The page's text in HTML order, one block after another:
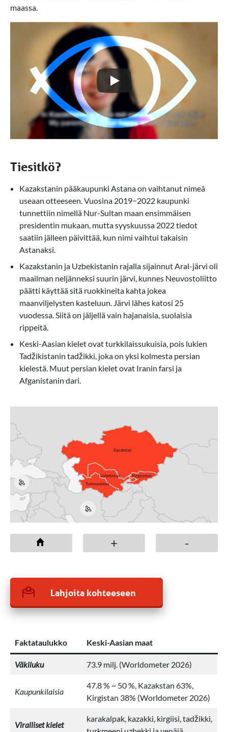
maassa.
Tiesitkö?
Kazakstanin pääkaupunki Astana on vaihtanut nimeä
useaan otteeseen. Vuosina 2019−2022 kaupunki
tunnettiin nimellä Nur-Sultan maan ensimmäisen
presidentin mukaan, mutta syyskuussa 2022 tiedot
saatiin jälleen päivittää, kun nimi vaihtui takaisin
Astanaksi.
Kazakstanin ja Uzbekistanin rajalla sijainnut Aral-järvi oli
maailman neljänneksi suurin järvi, kunnes Neuvostoliitto
päätti käyttää sitä ruokkineita kahta jokea
maanviljelysten kasteluun. Järvi lähes katosi 25
vuodessa. Siitä on jäljellä vain hajanaisia, suolaisia
rippeitä.
Keski-Aasian kielet ovat turkkilaissukuisia, pois lukien
Tadžikistanin tadžikki, joka on yksi kolmesta persian
kielestä. Muut persian kielet ovat Iranin farsi ja
Afganistanin dari.
Kyrgyzstan
Turkmenistan
Uzbekistan
Kazakstan
+
+ -
Lahjoita kohteeseen
Faktataulukko Keski-Aasian maat
Väkiluku 73.9 milj. (Worldometer 2026)
Kaupunkilaisia
47.8 % ~ 50 %, Kazakstan 63%,
Kirgistan 38% (Worldometer 2026)
Viralliset kielet
karakalpak, kazakki, kirgiisi, tadžikki,